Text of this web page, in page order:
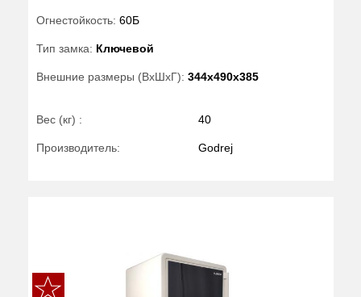
Огнестойкость: 60Б
Тип замка: Ключевой
Внешние размеры (ВхШхГ): 344x490x385
Вес (кг) : 40
Производитель: Godrej